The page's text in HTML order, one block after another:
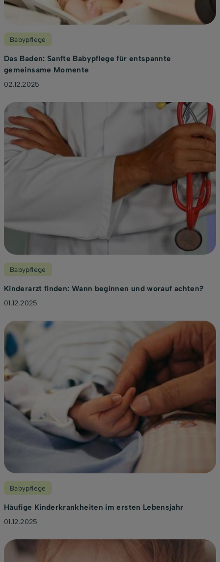
Babypflege
Das Baden: Sanfte Babypflege für entspannte
gemeinsame Momente
02.12.2025
Babypflege
Kinderarzt finden: Wann beginnen und worauf achten?
01.12.2025
Babypflege
Häufige Kinderkrankheiten im ersten Lebensjahr
01.12.2025